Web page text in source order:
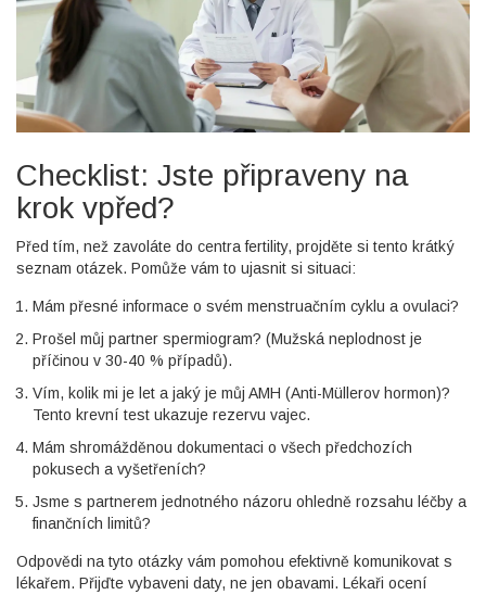
Checklist: Jste připraveny na
krok vpřed?
Před tím, než zavoláte do centra fertility, projděte si tento krátký
seznam otázek. Pomůže vám to ujasnit si situaci:
Mám přesné informace o svém menstruačním cyklu a ovulaci?
Prošel můj partner spermiogram? (Mužská neplodnost je
příčinou v 30-40 % případů).
Vím, kolik mi je let a jaký je můj AMH (Anti-Müllerov hormon)?
Tento krevní test ukazuje rezervu vajec.
Mám shromážděnou dokumentaci o všech předchozích
pokusech a vyšetřeních?
Jsme s partnerem jednotného názoru ohledně rozsahu léčby a
finančních limitů?
Odpovědi na tyto otázky vám pomohou efektivně komunikovat s
lékařem. Přijďte vybaveni daty, ne jen obavami. Lékaři ocení